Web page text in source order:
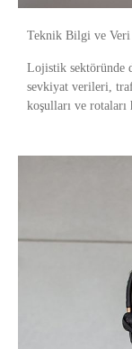
Teknik Bilgi ve Veri
Lojistik sektöründe
sevkiyat verileri,
koşulları ve